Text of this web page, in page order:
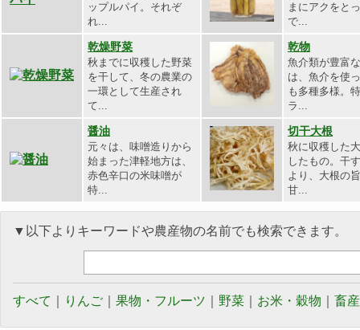
ップルパイ。それぞ
れ...
まにアクをと
で...
乾燥野菜
秋までに収穫した野菜
を干して、冬の農業の
一環として生産され
て...
乾物
魚介類が豊富
は、魚介を使
も多種多様。
ラ...
醤油
元々は、味噌造りから
始まった津軽地方は、
赤色辛口の米味噌が
特...
切干大根
秋に収穫した
したもの。干
より、大根の
甘...
▼以下よりキーワードや農産物の名前でも検索できます。
すべて りんご 果物・フルーツ 野菜 お米・穀物 畜